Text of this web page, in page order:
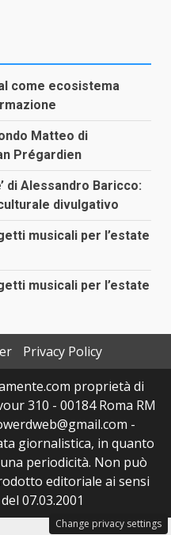
come ecosistema
Matteo di
Prégardien
di Alessandro Baricco:
divulgativo
musicali per l’estate
musicali per l’estate
Privacy Policy
proprietà di
310 - 00184 Roma RM
-
giornalistica, in quanto
periodicità. Non può
editoriale ai sensi
07.03.2001
Change privacy settings